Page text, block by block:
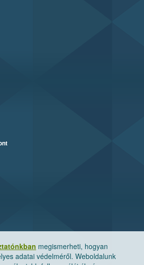
megismerheti, hogyan
adatai védelméről. Weboldalunk